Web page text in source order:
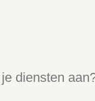
diensten